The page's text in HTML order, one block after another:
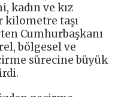
kadın ve kız
kilometre taşı
Cumhurbaşkanı
bölgesel ve
sürecine büyük